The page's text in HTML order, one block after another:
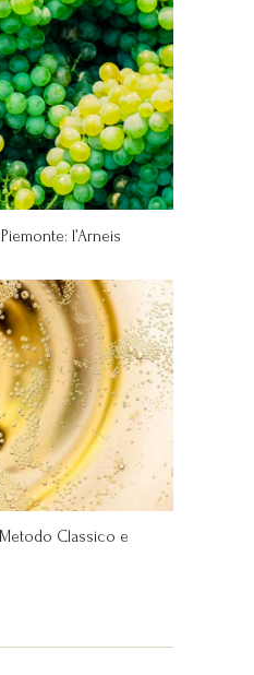
l’Arneis
Classico e